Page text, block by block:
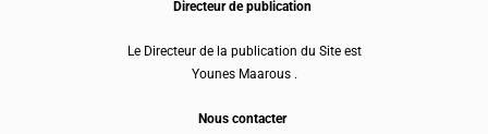
Directeur de publication
Le Directeur de la publication du Site est
Younes Maarous .
Nous contacter